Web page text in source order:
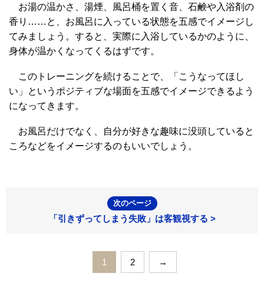
お湯の温かさ、湯煙、風呂桶を置く音、石鹸や入浴剤の
香り……と、お風呂に入っている状態を五感でイメージし
てみましょう。すると、実際に入浴しているかのように、
身体が温かくなってくるはずです。
このトレーニングを続けることで、「こうなってほし
い」というポジティブな場面を五感でイメージできるよう
になってきます。
お風呂だけでなく、自分が好きな趣味に没頭していると
ころなどをイメージするのもいいでしょう。
次のページ
「引きずってしまう失敗」は客観視する >
1 2 →